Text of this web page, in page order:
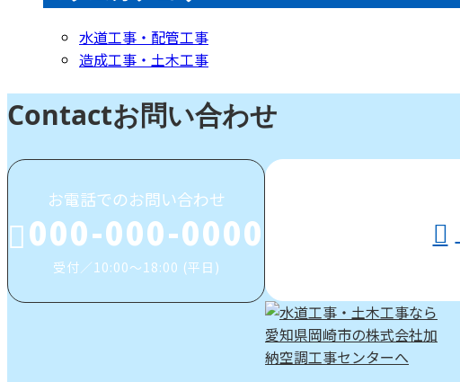
水道工事・配管工事
造成工事・土木工事
Contactお問い合わせ
お電話でのお問い合わせ
000-000-0000
受付／10:00～18:00 (平日)